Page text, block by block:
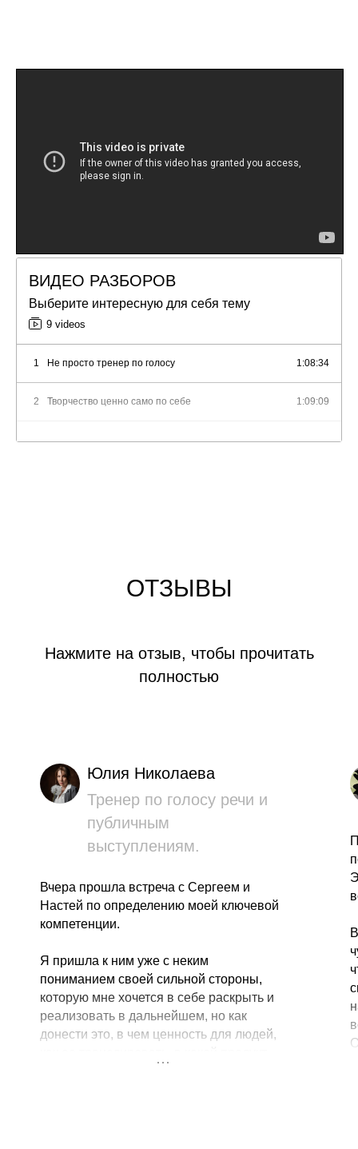
ВИДЕО РАЗБОРОВ
Выберите интересную для себя тему
9 videos
1 Не просто тренер по голосу 1:08:34
2 Творчество ценно само по себе 1:09:09
3 Позволь себе быть честной 1:02:51
Закупщик оказался шоуменом
ОТЗЫВЫ
Нажмите на отзыв, чтобы прочитать
полностью
Юлия Николаева
Тренер по голосу речи и
публичным
выступлениям.
Вчера прошла встреча с Сергеем и
Настей по определению моей ключевой
компетенции.
Я пришла к ним уже с неким
пониманием своей сильной стороны,
которую мне хочется в себе раскрыть и
реализовать в дальнейшем, но как
донести это, в чем ценность для людей,